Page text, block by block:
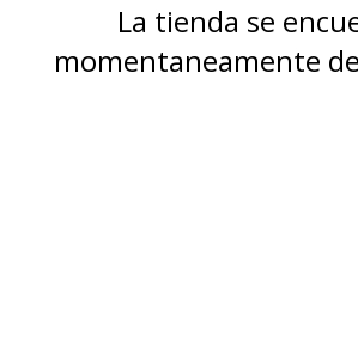
La tienda se
momentaneamente